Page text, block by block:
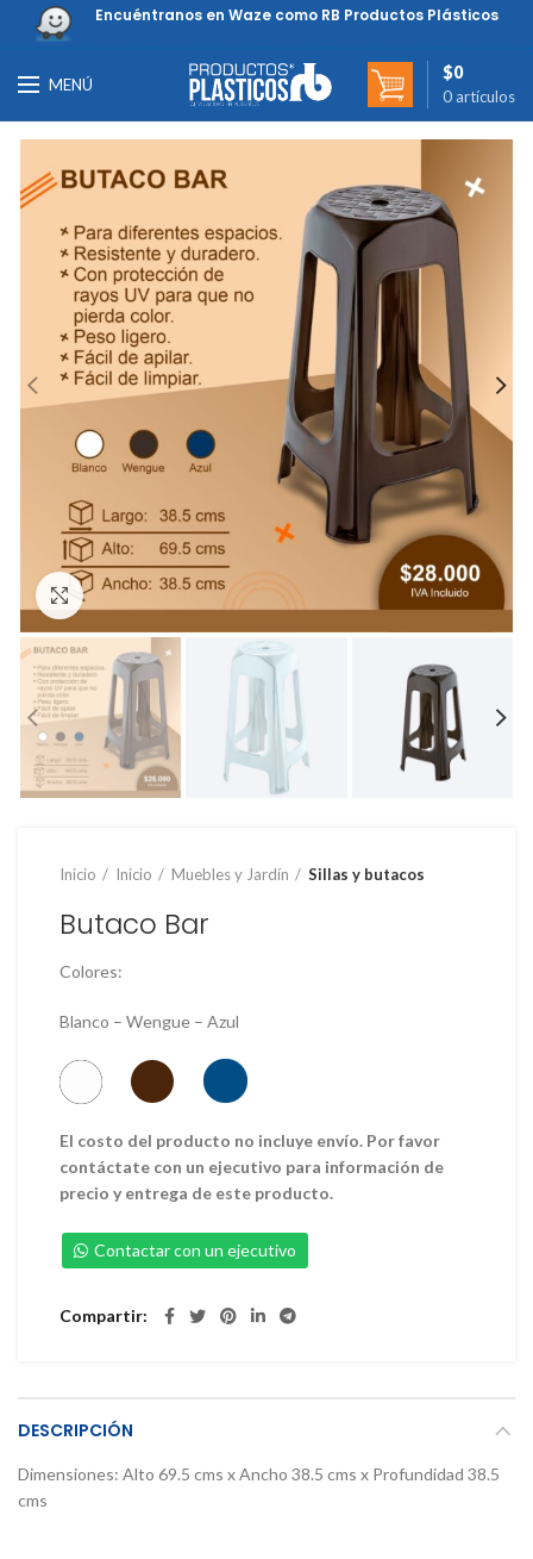
Encuéntranos en Waze como RB Productos Plásticos
MENÚ
0 artículos
$0
Clic para ampliar
Inicio Inicio Muebles y Jardín Sillas y butacos
Butaco Bar
Colores:
Blanco – Wengue – Azul
El costo del producto no incluye envío. Por favor
contáctate con un ejecutivo para información de
precio y entrega de este producto.
Contactar con un ejecutivo
Compartir
DESCRIPCIÓN
Dimensiones: Alto 69.5 cms x Ancho 38.5 cms x Profundidad 38.5
cms